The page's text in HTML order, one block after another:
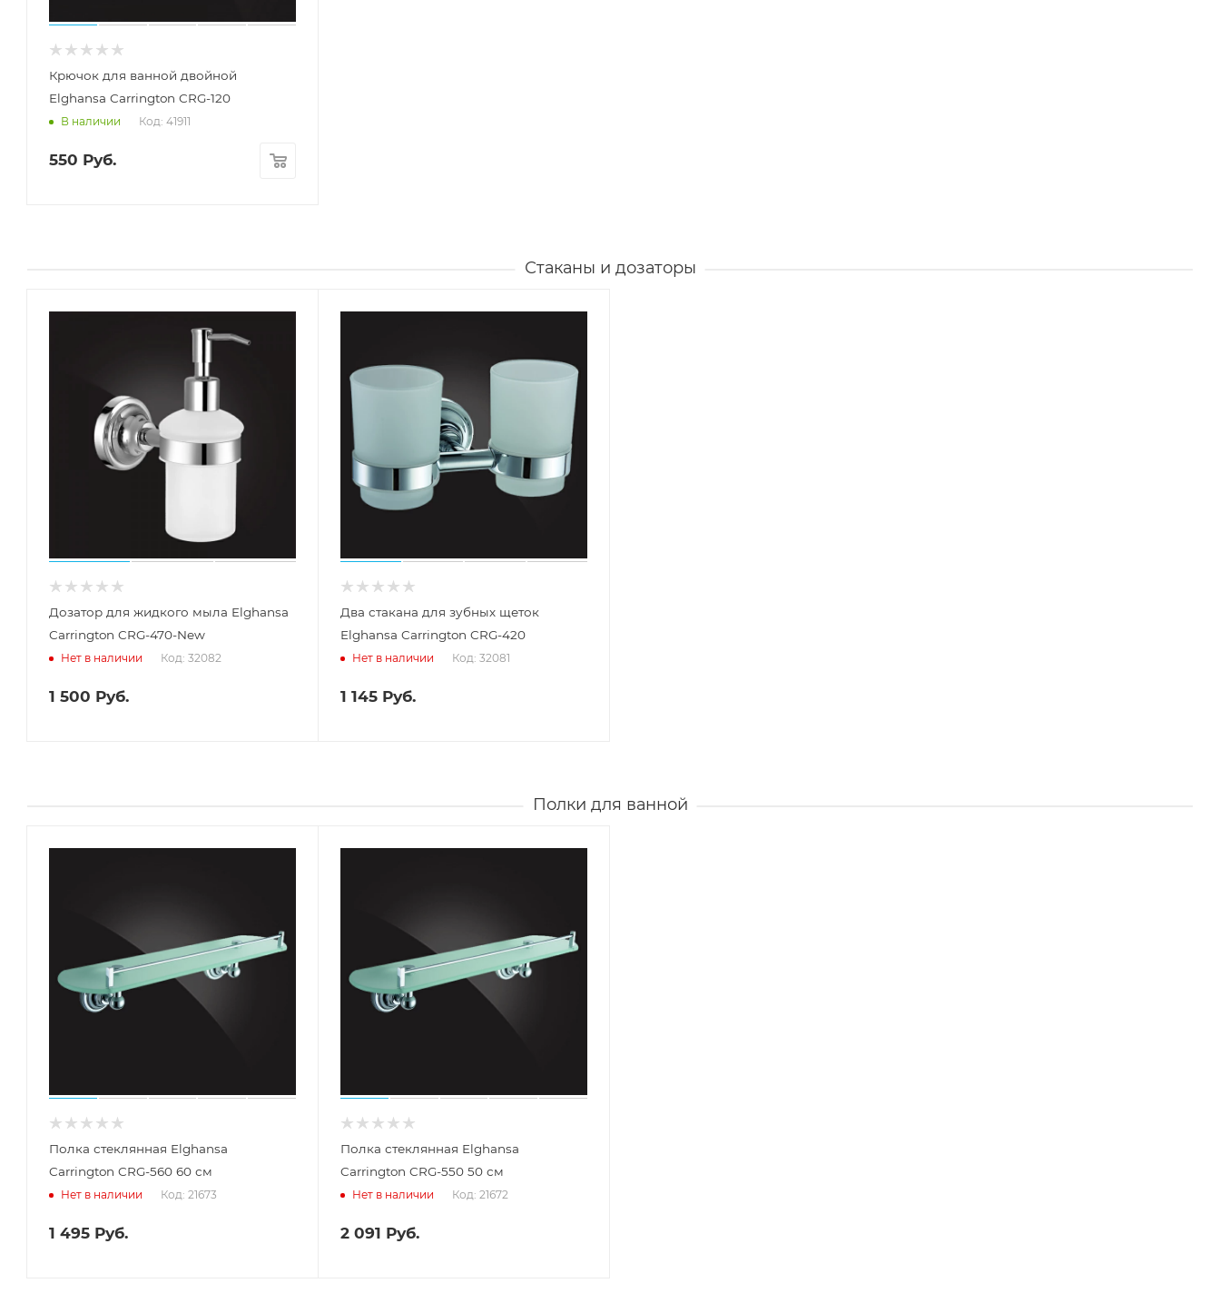
Крючок для ванной двойной
Elghansa Carrington CRG-120
В наличии Код: 41911
550 Руб.
Стаканы и дозаторы
Дозатор для жидкого мыла Elghansa
Carrington CRG-470-New
Нет в наличии Код: 32082
1 500 Руб.
Два стакана для зубных щеток
Elghansa Carrington CRG-420
Нет в наличии Код: 32081
1 145 Руб.
Полки для ванной
Полка стеклянная Elghansa
Carrington CRG-560 60 см
Нет в наличии Код: 21673
1 495 Руб.
Полка стеклянная Elghansa
Carrington CRG-550 50 см
Нет в наличии Код: 21672
2 091 Руб.